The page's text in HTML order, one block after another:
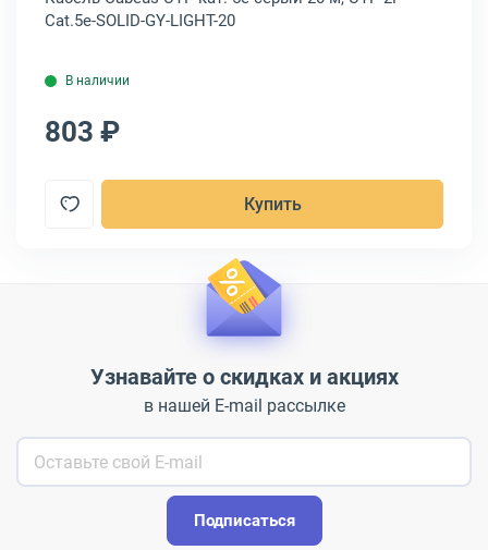
Cat.5e-SOLID-GY-LIGHT-20
В наличии
803 ₽
Купить
Узнавайте о скидках и акциях
в нашей E-mail рассылке
Подписаться